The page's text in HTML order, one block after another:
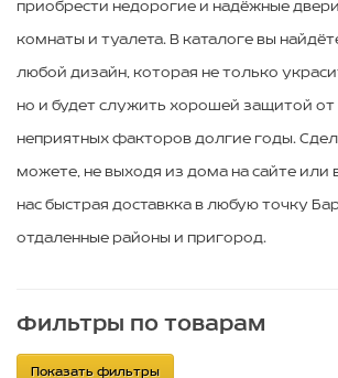
приобрести недорогие и надёжные
комнаты и туалета. В каталоге вы
любой дизайн, которая не только
но и будет служить хорошей защитой
неприятных факторов долгие годы.
можете, не выходя из дома на сайте или
нас быстрая доставкка в любую точку
отдаленные районы и пригород.
Фильтры по товарам
Показать фильтры